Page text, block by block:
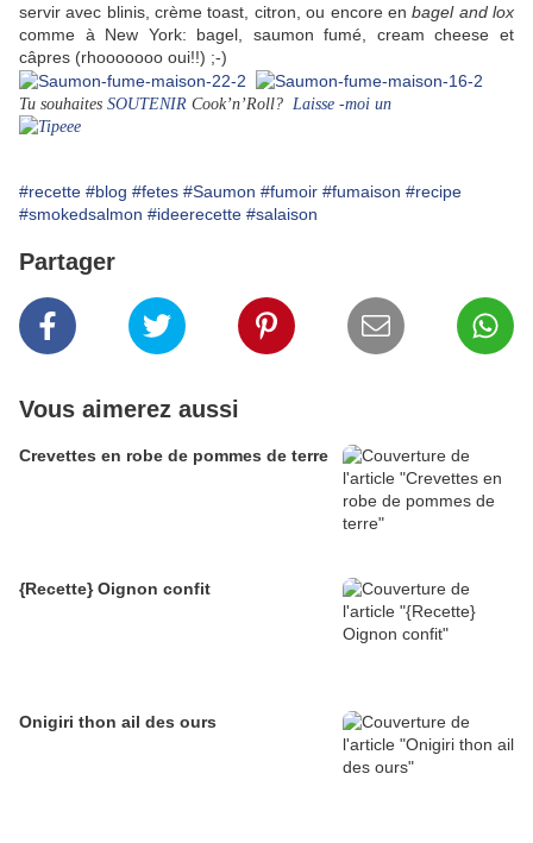
servir avec blinis, crème toast, citron, ou encore enbagel and lox
comme à New York: bagel, saumon fumé, cream cheese et
câpres (rhooooooo oui!!) ;-)
Tu souhaites SOUTENIR Cook’n’Roll? Laisse -moi un
#recette #blog #fetes #Saumon #fumoir #fumaison #recipe
#smokedsalmon #ideerecette #salaison
Partager
Vous aimerez aussi
Crevettes en robe de pommes de terre
{Recette} Oignon confit
Onigiri thon ail des ours